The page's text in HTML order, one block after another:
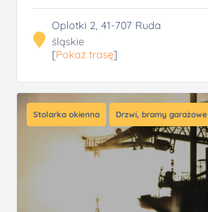
Oplotki 2, 41-707 Ruda
śląskie
[Pokaż trasę]
Stolarka okienna Drzwi, bramy garażowe